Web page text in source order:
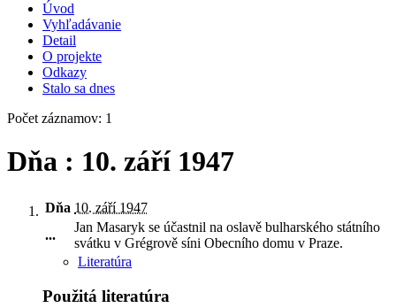
Úvod
Vyhľadávanie
Detail
O projekte
Odkazy
Stalo sa dnes
Počet záznamov: 1
Dňa : 10. září 1947
Dňa 10. září 1947
...
Jan Masaryk se účastnil na oslavě bulharského státního
svátku v Grégrově síni Obecního domu v Praze.
Literatúra
Použitá literatúra